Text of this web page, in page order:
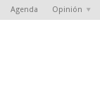
Agenda Opinión